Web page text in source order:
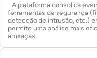
A plataforma consolida
ferramentas de segurança
detecção de intrusão, etc.)
permite uma análise mais
ameaças.